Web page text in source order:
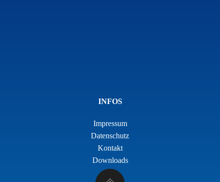
INFOS
Impressum
Datenschutz
Kontakt
Downloads